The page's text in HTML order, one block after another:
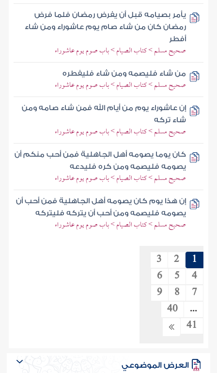
يأمر بصيامه قبل أن يفرض رمضان فلما فرض
رمضان كان من شاء صام يوم عاشوراء ومن شاء
أفطر
صحيح مسلم > كتاب الصيام > باب صوم يوم عاشوراء
من شاء فليصمه ومن شاء فليفطره
صحيح مسلم > كتاب الصيام > باب صوم يوم عاشوراء
إن عاشوراء يوم من أيام الله فمن شاء صامه ومن
شاء تركه
صحيح مسلم > كتاب الصيام > باب صوم يوم عاشوراء
كان يوما يصومه أهل الجاهلية فمن أحب منكم أن
يصومه فليصمه ومن كره فليدعه
صحيح مسلم > كتاب الصيام > باب صوم يوم عاشوراء
إن هذا يوم كان يصومه أهل الجاهلية فمن أحب أن
يصومه فليصمه ومن أحب أن يتركه فليتركه
صحيح مسلم > كتاب الصيام > باب صوم يوم عاشوراء
1
2
3
4
5
6
7
8
9
...
40
41
العرض الموضوعي